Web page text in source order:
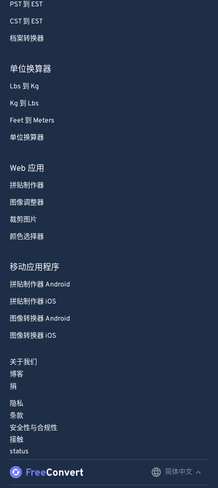
PST 到 EST
CST 到 EST
档案转换器
单位换算器
Lbs 到 Kg
Kg 到 Lbs
Feet 到 Meters
单位换算器
Web 应用
拼贴制作器
图像调整器
裁剪图片
颜色选择器
移动应用程序
拼贴制作器 Android
拼贴制作器 iOS
图像转换器 Android
图像转换器 iOS
关于我们
博客
捐
隐私
条款
安全性与合规性
接触
status
简体中文